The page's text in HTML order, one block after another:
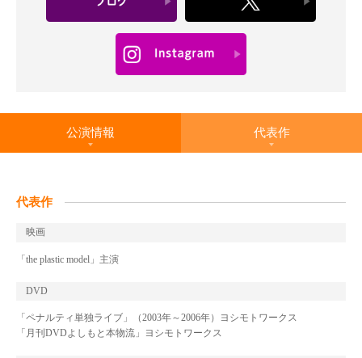
公演情報 代表作
代表作
映画
「the plastic model」主演
DVD
「ペナルティ単独ライブ」（2003年～2006年）ヨシモトワークス
「月刊DVDよしもと本物流」ヨシモトワークス